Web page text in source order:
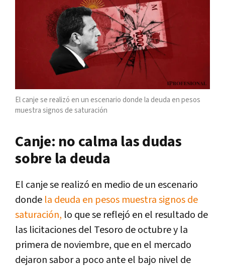
El canje se realizó en un escenario donde la deuda en pesos
muestra signos de saturación
Canje: no calma las dudas
sobre la deuda
El canje se realizó en medio de un escenario
donde la deuda en pesos muestra signos de
saturación, lo que se reflejó en el resultado de
las licitaciones del Tesoro de octubre y la
primera de noviembre, que en el mercado
dejaron sabor a poco ante el bajo nivel de